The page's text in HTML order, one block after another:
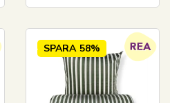
SPARA 58%